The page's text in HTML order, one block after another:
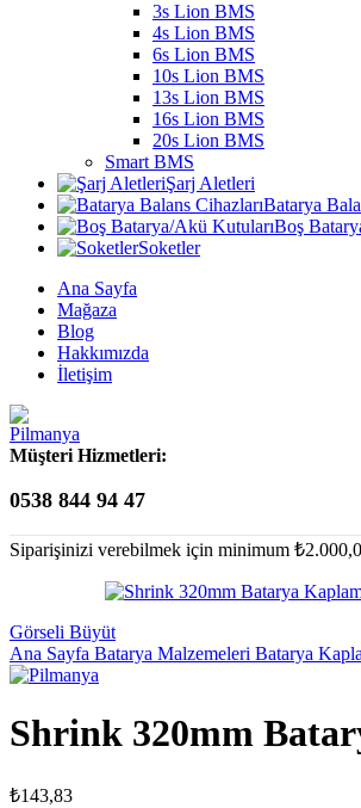
3s Lion BMS
4s Lion BMS
6s Lion BMS
10s Lion BMS
13s Lion BMS
16s Lion BMS
20s Lion BMS
Smart BMS
Şarj Aletleri
Batarya
Boş
Soketler
Ana Sayfa
Mağaza
Blog
Hakkımızda
İletişim
Müşteri Hizmetleri:
0538 844 94 47
Siparişinizi verebilmek için minimum ₺
Görseli Büyüt
Ana Sayfa Batarya Malzemeleri Batarya
Shrink 320mm
₺143,83